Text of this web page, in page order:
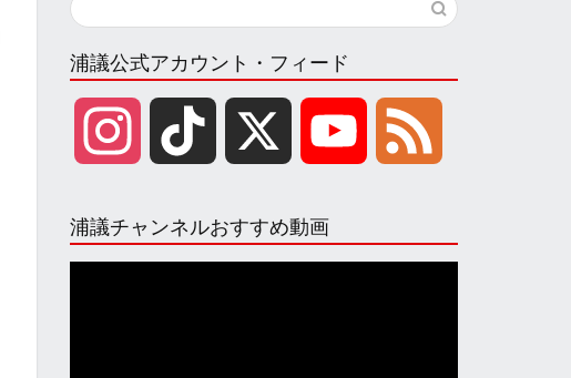
浦議公式アカウント・フィード
s k u e
浦議チャンネルおすすめ動画